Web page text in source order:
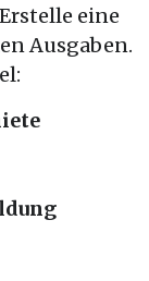
eine
Ausgaben.